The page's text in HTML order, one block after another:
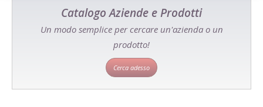
Catalogo Aziende e Prodotti
Un modo semplice per cercare un'azienda o un
prodotto!
Cerca adesso